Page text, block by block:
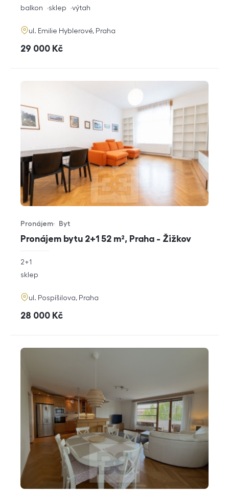
funkce
balkon sklep výtah
adresa
ul. Emilie Hyblerové, Praha
cena
29 000 Kč
Pronájem bytu 2+1 52 m², Praha - Žižkov
Typ nabídky
Pronájem
Typ nemovitosti
Byt
rozměry
2+1
funkce
sklep
adresa
ul. Pospíšilova, Praha
cena
28 000 Kč